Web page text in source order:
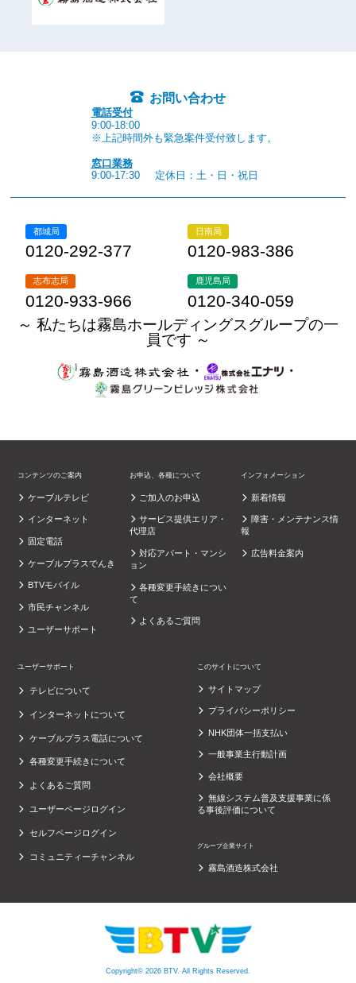
お問い合わせ
電話受付
9:00-18:00
※上記時間外も緊急案件受付致します。
窓口業務
9:00-17:30
定休日：土・日・祝日
都城局
0120-292-377
日南局
0120-983-386
志布志局
0120-933-966
鹿児島局
0120-340-059
～ 私たちは霧島ホールディングスグループの一
員です ～
・
・
コンテンツのご案内
ケーブルテレビ
インターネット
固定電話
ケーブルプラスでんき
BTVモバイル
市民チャンネル
ユーザーサポート
お申込、各種について
ご加入のお申込
サービス提供エリア・
代理店
対応アパート・マンシ
ョン
各種変更手続きについ
て
よくあるご質問
インフォメーション
新着情報
障害・メンテナンス情
報
広告料金案内
ユーザーサポート
テレビについて
インターネットについて
ケーブルプラス電話について
各種変更手続きについて
よくあるご質問
ユーザーページログイン
セルフページログイン
コミュニティーチャンネル
このサイトについて
サイトマップ
プライバシーポリシー
NHK団体一括支払い
一般事業主行動計画
会社概要
無線システム普及支援事業に係
る事後評価について
グループ企業サイト
霧島酒造株式会社
Copyright© 2026 BTV. All Rights Reserved.